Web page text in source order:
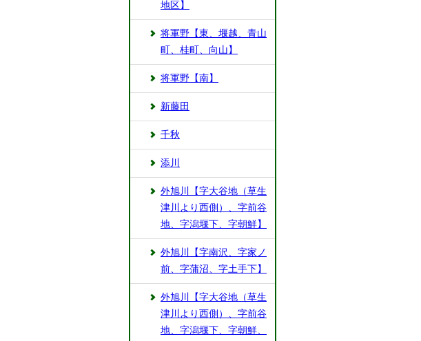
地区】
将軍野【東、堰越、青山
町、桂町、向山】
将軍野【南】
新藤田
千秋
添川
外旭川【字大谷地（草生
津川より西側）、字前谷
地、字潟堰下、字朝鮮】
外旭川【字南沢、字家ノ
前、字蒲沼、字土手下】
外旭川【字大谷地（草生
津川より西側）、字前谷
地、字潟堰下、字朝鮮、